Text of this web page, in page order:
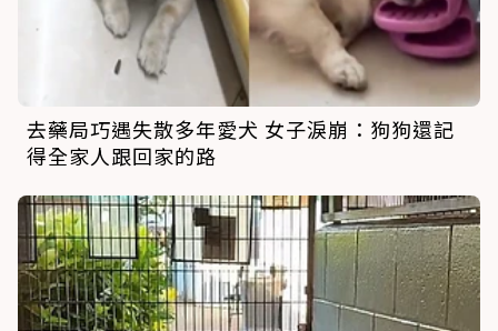
去藥局巧遇失散多年愛犬 女子淚崩：狗狗還記
得全家人跟回家的路